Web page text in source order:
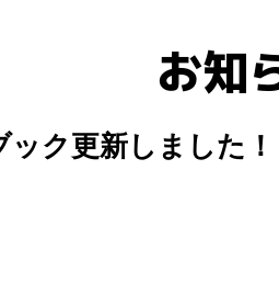
お知
ク更新しました！